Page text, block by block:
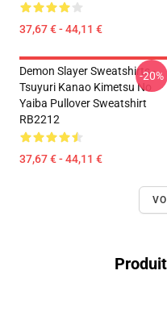
37,67 € - 44,11 €
Demon Slayer Sweatshirts -
Tsuyuri Kanao Kimetsu No
Yaiba Pullover Sweatshirt
RB2212
37,67 € - 44,11 €
-20%